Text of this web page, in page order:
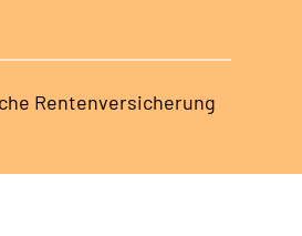
Rentenversicherung